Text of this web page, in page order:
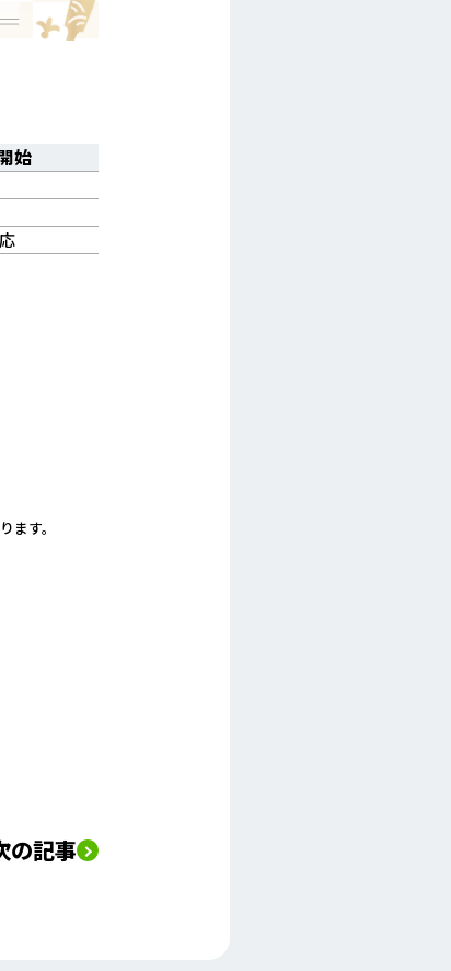
始
ます。
の記事